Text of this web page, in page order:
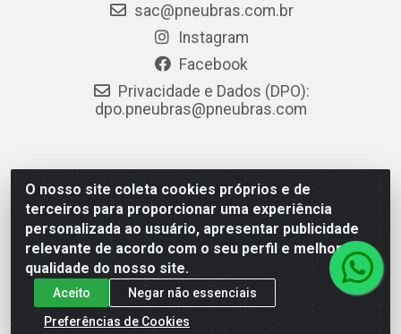
O nosso site coleta cookies próprios e de
terceiros para proporcionar uma experiência
personalizada ao usuário, apresentar publicidade
relevante de acordo com o seu perfil e melhorar a
qualidade do nosso site.
Aceito
Negar não essenciais
Preferências de Cookies
sac@pneubras.com.br
Instagram
Facebook
Privacidade e Dados (DPO):
dpo.pneubras@pneubras.com
PneuBras - Rodovia BR-101, KM 82 - Prazeres,
Jaboatão dos Guararapes/PE - CEP 54.335-000 - CNPJ
08.678.386/0001-05 - Pneubras Comércio de Pneus
Ltda